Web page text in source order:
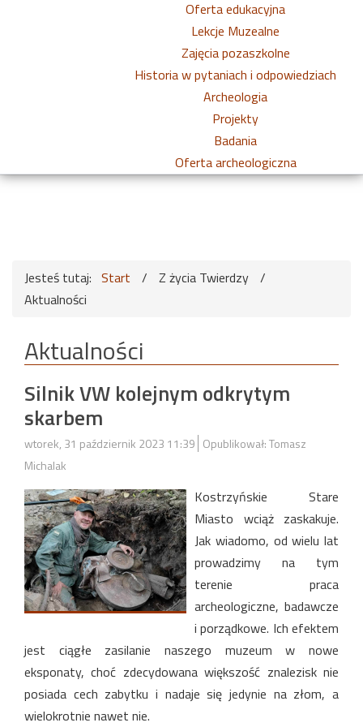
Oferta edukacyjna
Lekcje Muzealne
Zajęcia pozaszkolne
Historia w pytaniach i odpowiedziach
Archeologia
Projekty
Badania
Oferta archeologiczna
Jesteś tutaj: Start / Z życia Twierdzy /
Aktualności
Aktualności
Silnik VW kolejnym odkrytym
skarbem
wtorek, 31 październik 2023 11:39 Opublikował: Tomasz
Michalak
Kostrzyńskie Stare
Miasto wciąż zaskakuje.
Jak wiadomo, od wielu lat
prowadzimy na tym
terenie praca
archeologiczne, badawcze
i porządkowe. Ich efektem
jest ciągłe zasilanie naszego muzeum w nowe
eksponaty, choć zdecydowana większość znalezisk nie
posiada cech zabytku i nadaje się jedynie na złom, a
wielokrotnie nawet nie.